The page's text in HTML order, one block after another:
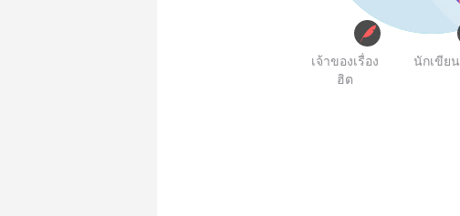
เจ้าของเรื่อง
ฮิต
นักเขีย